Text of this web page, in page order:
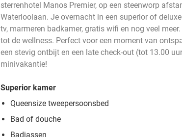
sterrenhotel Manos Premier, op een steenworp
Waterloolaan. Je overnacht in een superior of
tv, marmeren badkamer, gratis wifi en nog veel
tot de wellness. Perfect voor een moment van
een stevig ontbijt en een late check-out (tot 13.00
minivakantie!
Superior kamer
Queensize tweepersoonsbed
Bad of douche
Badjassen